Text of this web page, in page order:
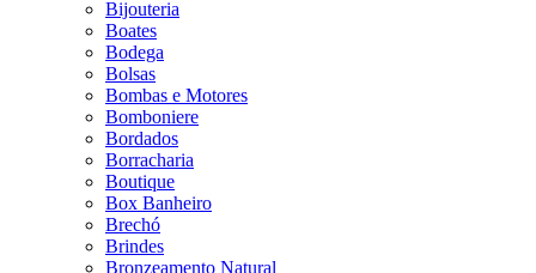
Bijouteria
Boates
Bodega
Bolsas
Bombas e Motores
Bomboniere
Bordados
Borracharia
Boutique
Box Banheiro
Brechó
Brindes
Bronzeamento Natural